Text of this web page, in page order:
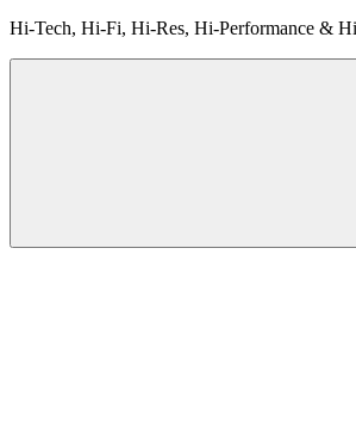
Hi-Tech, Hi-Fi, Hi-Res, Hi-Performance &